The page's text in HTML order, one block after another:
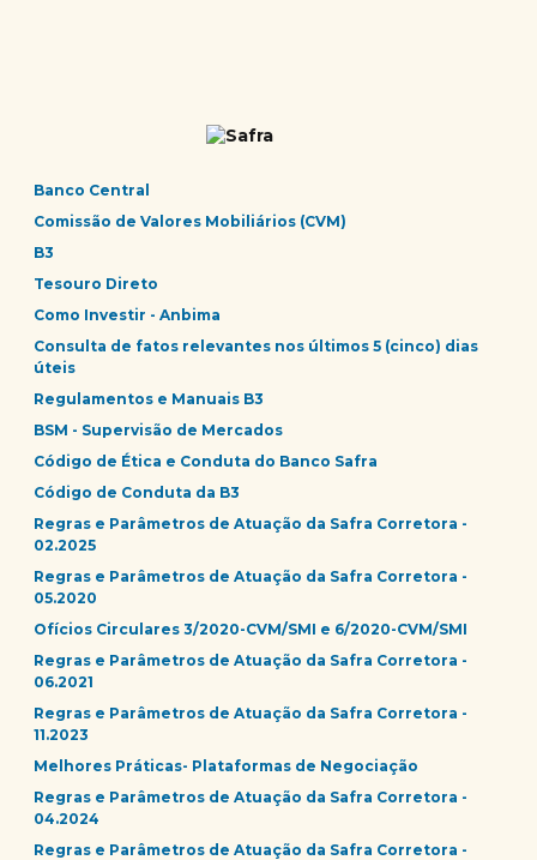
Banco Central
Comissão de Valores Mobiliários (CVM)
B3
Tesouro Direto
Como Investir - Anbima
Consulta de fatos relevantes nos últimos 5 (cinco) dias
úteis
Regulamentos e Manuais B3
BSM - Supervisão de Mercados
Código de Ética e Conduta do Banco Safra
Código de Conduta da B3
Regras e Parâmetros de Atuação da Safra Corretora -
02.2025
Regras e Parâmetros de Atuação da Safra Corretora -
05.2020
Ofícios Circulares 3/2020-CVM/SMI e 6/2020-CVM/SMI
Regras e Parâmetros de Atuação da Safra Corretora -
06.2021
Regras e Parâmetros de Atuação da Safra Corretora -
11.2023
Melhores Práticas- Plataformas de Negociação
Regras e Parâmetros de Atuação da Safra Corretora -
04.2024
Regras e Parâmetros de Atuação da Safra Corretora -